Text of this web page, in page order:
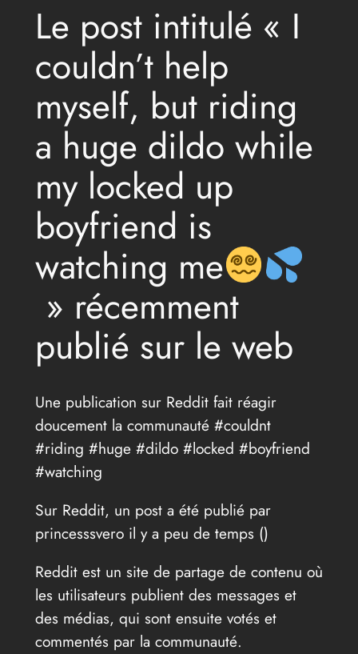
Le post intitulé « I
couldn’t help
myself, but riding
a huge dildo while
my locked up
boyfriend is
watching me
» récemment
publié sur le web
Une publication sur Reddit fait réagir
doucement la communauté #couldnt
#riding #huge #dildo #locked #boyfriend
#watching
Sur Reddit, un post a été publié par
princesssvero il y a peu de temps ()
Reddit est un site de partage de contenu où
les utilisateurs publient des messages et
des médias, qui sont ensuite votés et
commentés par la communauté.